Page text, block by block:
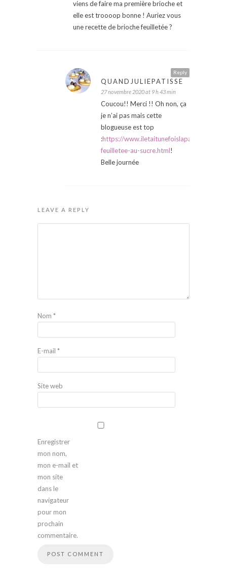
viens de faire ma première brioche et
elle est troooop bonne ! Auriez vous
une recette de brioche feuilletée ?
Reply
QUANDJULIEPATISSE
27 novembre 2020 at 9 h 43 min
Coucou!! Merci !! Oh non, ça
je n’ai pas mais cette
blogueuse est top
:https://
feuilletee-au-sucre.html!
Belle journée
LEAVE A REPLY
Nom *
E-mail *
Site web
Enregistrer
mon nom,
mon e-mail et
mon site
dans le
navigateur
pour mon
prochain
commentaire.